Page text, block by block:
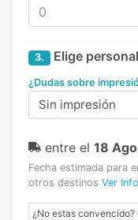
3. Elige
¿Dudas sobre
Sin impresión
entre el 18
Fecha estimada para
otros destinos Ver
¿No estas convencido?